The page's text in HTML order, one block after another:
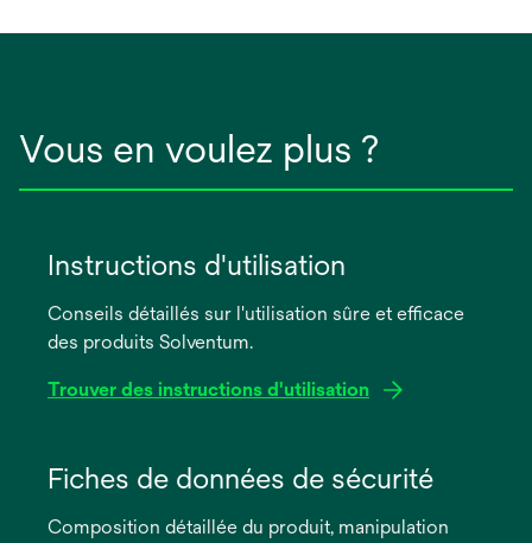
Vous en voulez plus ?
Instructions d'utilisation
Conseils détaillés sur l'utilisation sûre et efficace
des produits Solventum.
Trouver des instructions d'utilisation
dans
nouvel
Fiches de données de sécurité
Composition détaillée du produit, manipulation